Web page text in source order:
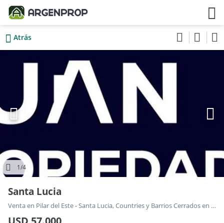
Atrás
1/4
Santa Lucia
Venta en Pilar del Este - Santa Lucia, Countries y Barrios Cerrados en Pilar